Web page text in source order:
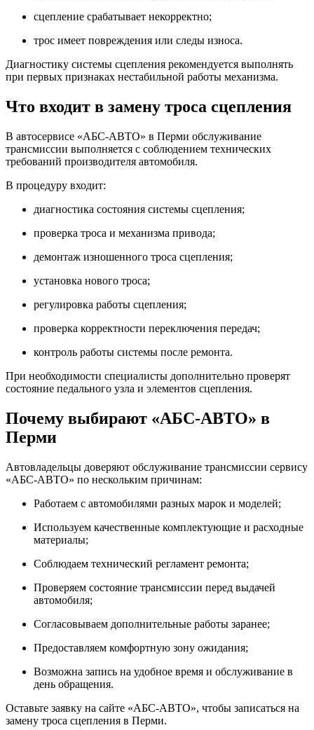
сцепление срабатывает некорректно;
трос имеет повреждения или следы износа.
Диагностику системы сцепления рекомендуется выполнять
при первых признаках нестабильной работы механизма.
Что входит в замену троса сцепления
В автосервисе «АБС-АВТО» в Перми обслуживание
трансмиссии выполняется с соблюдением технических
требований производителя автомобиля.
В процедуру входит:
диагностика состояния системы сцепления;
проверка троса и механизма привода;
демонтаж изношенного троса сцепления;
установка нового троса;
регулировка работы сцепления;
проверка корректности переключения передач;
контроль работы системы после ремонта.
При необходимости специалисты дополнительно проверят
состояние педального узла и элементов сцепления.
Почему выбирают «АБС-АВТО» в
Перми
Автовладельцы доверяют обслуживание трансмиссии сервису
«АБС-АВТО» по нескольким причинам:
Работаем с автомобилями разных марок и моделей;
Используем качественные комплектующие и расходные
материалы;
Соблюдаем технический регламент ремонта;
Проверяем состояние трансмиссии перед выдачей
автомобиля;
Согласовываем дополнительные работы заранее;
Предоставляем комфортную зону ожидания;
Возможна запись на удобное время и обслуживание в
день обращения.
Оставьте заявку на сайте «АБС-АВТО», чтобы записаться на
замену троса сцепления в Перми.